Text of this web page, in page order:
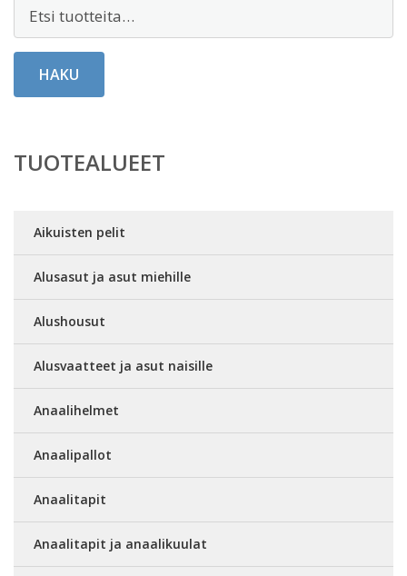
HAKU
TUOTEALUEET
Aikuisten pelit
Alusasut ja asut miehille
Alushousut
Alusvaatteet ja asut naisille
Anaalihelmet
Anaalipallot
Anaalitapit
Anaalitapit ja anaalikuulat